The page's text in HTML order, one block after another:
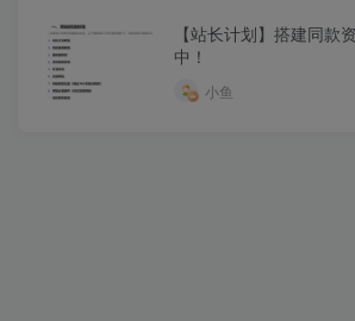
【站长计划】搭建同款
中！
小鱼